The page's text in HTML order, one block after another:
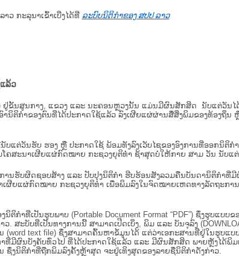
ວ ກະລຸນາເຂົ້າເບີ່ງໄດ້ທີ່ ລະບົບນິຕິກຳຂອງ ສປປ ລາວ
ລ້ວ
ຂັ້ນ​ສູນ​ກາງ, ແຂວງ ແລະ ນະຄອນຫຼວງນັ້ນ ແມ່ນມີຜົນສັກສິດ ນັບ​ແຕ່​ວັນໄ
ຕິກຳຂອງຕົນທີ່ໄດ້ປະກາດໃຊ້ແລ້ວ ລົງ​ເຜີຍແຜ່​ຜ່ານ​ສື່ສິ່ງພິມຂອງທ້ອງຖິ່ນ
ຕ່ວັນຮັບ ຮອງ ຫຼື ປະກາດໃຊ້ ພ້ອມທັງລົງເວັບໄຊຂອງອົງການທີ່ອອກນິຕິ
ສະນາເຜີຍແຜ່ກົດໝາຍ ກະຊວງຍຸຕິທໍາ ຊ້າສຸດບໍ່ໃຫ້ກາຍ ສາມ ວັນ ນັບແຕ່
ຮັບ​ຜິດ​ຊອບ​ສ້າງ ແລະ ປັບ​ປຸງນິ​ຕິ​ກຳ ຮີບຮ້ອນສັງລວມຄືນບັນດານິຕິກໍາທີ່
ຜີຍແຜ່ກົດໝາຍ ກະຊວງຍຸຕິທໍາ ເພື່ອພິມລົງໃນຈົດໝາຍເຫດທາງລັດຖະກ
າທີ່ເປັນຮູບພາບ (Portable Document Format “PDF”) ຊຶ່ງຮູບແບ
ສະບັບທີ່ເປັນທາງການນີ້ ສາມາດເປີດເບິ່ງ, ພິມ ແລະ ບັນຈຸລົງ
text file) ຊຶ່ງສາມາດຄົ້ນຫາຂໍ້ມູນໄດ້ ແຕ່ວ່າເອກະສານທີ່ຢູ່ໃນຮູບແບ
ຜົນບັງຄັບທົ່ວໄປ ທີ່ໄດ້ປະກາດໃຊ້ແລ້ວ ແລະ ມີຜົນສັກສິດ ພາຍຫຼັງໄດ້ພິ
ງນິຕິກຳທີ່ຖືກພິມລົງຄັ້ງຫຼ້າສຸດ ຈະຢູ່ເທິງສຸດຂອງລາຍຊື່ນິຕິກໍາດັ່ງກ່າວ.